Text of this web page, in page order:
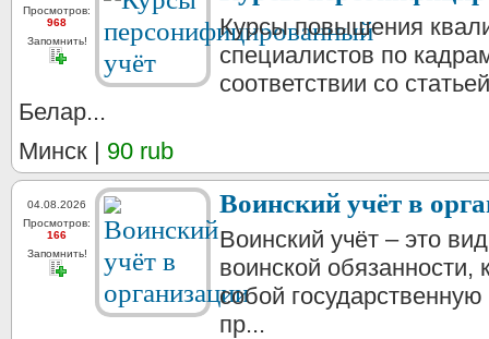
Просмотров:
968
Запомнить!
Курсы повышения
специалистов по
соответствии со
Белар...
Минск | 90 rub
04.08.2026
Просмотров:
166
Запомнить!
Воинский учёт в
Воинский учёт – это
воинской обязанности,
собой
пр...